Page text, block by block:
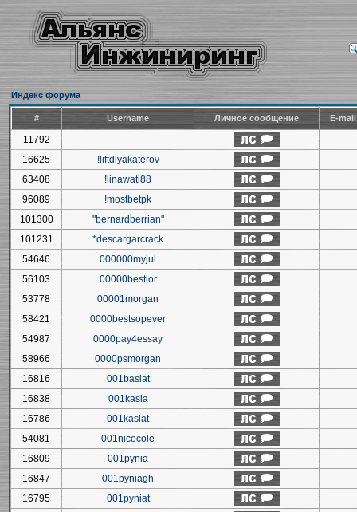
Индекс форума
# Username Личное сообщение E-
11792
16625
!liftdlyakaterov
63408
!linawati88
96089
!mostbetpk
101300
"bernardberrian"
101231
*descargarcrack
54646
000000myjul
56103
00000bestlor
53778
00001morgan
58421
0000bestsopever
54987
0000pay4essay
58966
0000psmorgan
16816
001basiat
16838
001kasia
16786
001kasiat
54081
001nicocole
16809
001pynia
16847
001pyniagh
16795
001pyniat